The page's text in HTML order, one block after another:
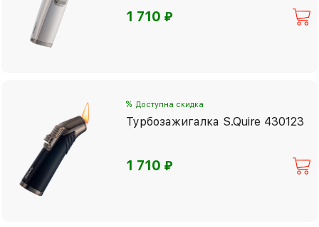
1 710⃏
% Доступна скидка
Турбозажигалка S.Quire 430123
1 710⃏